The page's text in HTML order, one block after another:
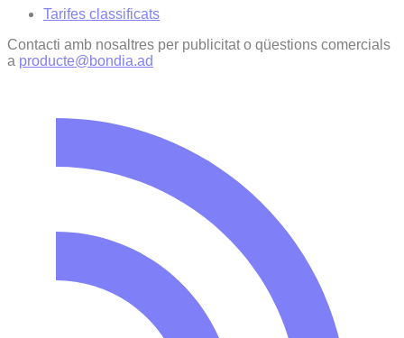
Tarifes classificats
Contacti amb nosaltres per publicitat o qüestions comercials
a producte@bondia.ad